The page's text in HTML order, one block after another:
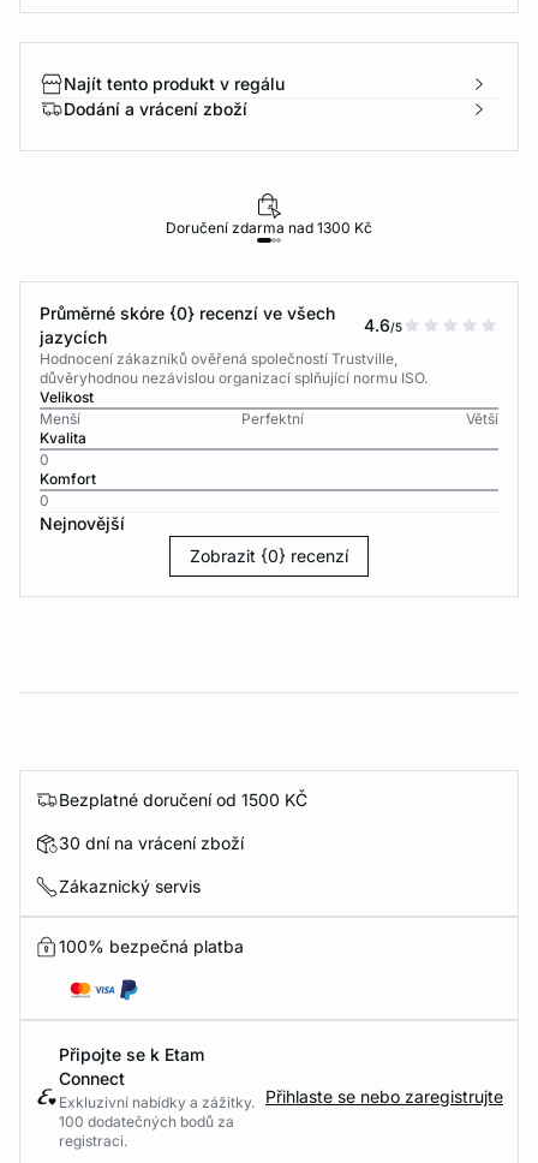
Najít tento produkt v regálu
Dodání a vrácení zboží
Doručení zdarma nad 1300 Kč
Průměrné skóre {0} recenzí ve všech
jazycích
4.6/5
Hodnocení zákazníků ověřená společností Trustville,
důvěryhodnou nezávislou organizací splňující normu ISO.
Velikost
Menší
Perfektní
Větší
Kvalita
0
Komfort
0
Nejnovější
Zobrazit {0} recenzí
Bezplatné doručení od 1500 KČ
30 dní na vrácení zboží
Zákaznický servis
100% bezpečná platba
Připojte se k Etam
Connect
Exkluzivní nabídky a zážitky.
100 dodatečných bodů za
registraci.
Přihlaste se nebo zaregistrujte